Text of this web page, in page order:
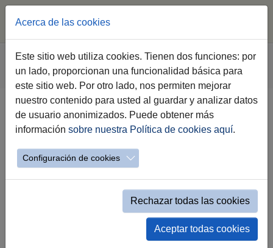
Saltar al contenido principal
Estás aquí:
Jerez.es Webs Municipales
Cultura
Detalle Evento Destacado
Navidad Jerez - La Gastronomía
Declarada de Interés Turísticos de Andalucía
Acerca de las cookies
Este sitio web utiliza cookies. Tienen dos funciones: por
un lado, proporcionan una funcionalidad básica para
este sitio web. Por otro lado, nos permiten mejorar
nuestro contenido para usted al guardar y analizar datos
de usuario anonimizados. Puede obtener más
información sobre nuestra Política de cookies aquí.
Configuración de cookies
Rechazar todas las cookies
Aceptar todas cookies